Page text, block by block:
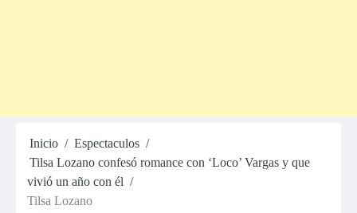
Inicio
Espectaculos
Tilsa Lozano confesó romance con ‘Loco’ Vargas y que
vivió un año con él
Tilsa Lozano